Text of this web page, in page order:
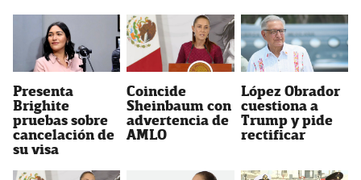
Presenta
Brighite
pruebas sobre
cancelación de
su visa
Coincide
Sheinbaum con
advertencia de
AMLO
López Obrador
cuestiona a
Trump y pide
rectificar